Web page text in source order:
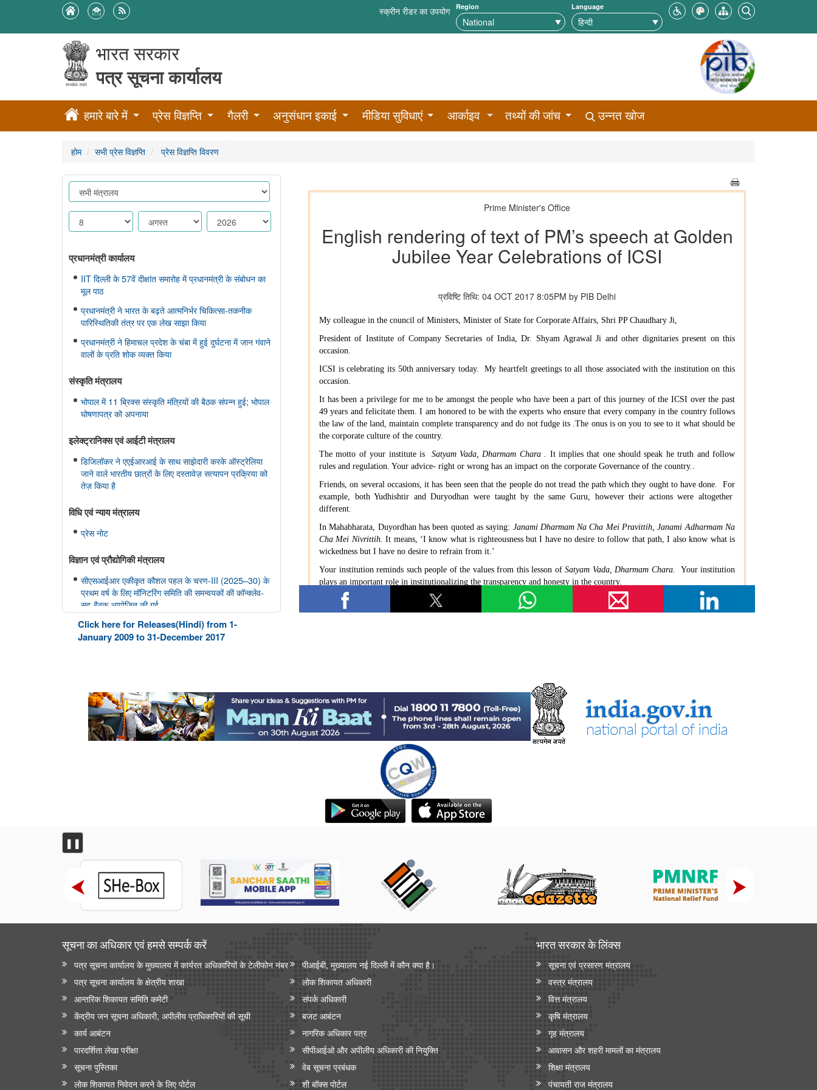
स्क्रीन रीडर का उपयोग Region Language
भारत सरकार
पत्र सूचना कार्यालय
हमारे बारे में प्रेस विज्ञप्ति गैलरी अनुसंधान इकाई मीडिया सुविधाएं आर्काइव तथ्यों की जांच उन्नत खोज
होम सभी प्रेस विज्ञप्ति प्रेस विज्ञप्ति विवरण
प्रधानमंत्री कार्यालय
IIT दिल्ली के 57वें दीक्षांत समारोह में प्रधानमंत्री के संबोधन का
मूल पाठ
प्रधानमंत्री ने भारत के बढ़ते आत्मनिर्भर चिकित्सा-तकनीक
पारिस्थितिकी तंत्र पर एक लेख साझा किया
प्रधानमंत्री ने हिमाचल प्रदेश के चंबा में हुई दुर्घटना में जान गंवाने
वालों के प्रति शोक व्यक्त किया
संस्‍कृति मंत्रालय
भोपाल में 11 ब्रिक्स संस्कृति मंत्रियों की बैठक संपन्न हुई; भोपाल
घोषणापत्र को अपनाया
इलेक्ट्रानिक्स एवं आईटी मंत्रालय
डिजिलॉकर ने एएईआरआई के साथ साझेदारी करके ऑस्ट्रेलिया
जाने वाले भारतीय छात्रों के लिए दस्तावेज़ सत्यापन प्रक्रिया को
तेज़ किया है
विधि एवं न्‍याय मंत्रालय
प्रेस नोट
विज्ञान एवं प्रौद्योगिकी मंत्रालय
सीएसआईआर एकीकृत कौशल पहल के चरण-III (2025–30) के
प्रथम वर्ष के लिए मॉनिटरिंग समिति की समन्वयकों की कॉन्क्लेव-
सह-बैठक आयोजित की गई
Click here for Releases(Hindi) from 1-
January 2009 to 31-December 2017
❚❚
सूचना का अधिकार एवं हमसे सम्‍पर्क करें
पत्र सूचना कार्यालय के मुख्यालय में कार्यरत अधिकारियों के टेलीफोन नंबर
पीआईबी, मुख्यालय नई दिल्ली में कौन क्या है।
पत्र सूचना कार्यालय के क्षेत्रीय शाखा
लोक शिकायत अधिकारी
आन्‍तरिक शिकायत समिति कमेटी
संपर्क अधिकारी
केंद्रीय जन सूचना अधिकारी, अपीलीय प्राधिकारियों की सूची
बजट आबंटन
कार्य आबंटन
नागरिक अधिकार पत्र
पारदर्शिता लेखा परीक्षा
सीपीआईओ और अपी‍लीय अधिकारी की नियुक्ति
सूचना पुस्तिका
वेब सूचना प्रबंधक
लोक शिकायत निवेदन करने के लिए पोर्टल
शी बॉक्स पोर्टल
भारत सरकार के लिंक्‍स
सूचना एवं प्रसारण मंत्रालय
वस्त्र मंत्रालय
वित्त मंत्रालय
कृषि मंत्रालय
गृह मंत्रालय
आवासन और शहरी मामलों का मंत्रालय
शिक्षा मंत्रालय
पंचायती राज मंत्रालय